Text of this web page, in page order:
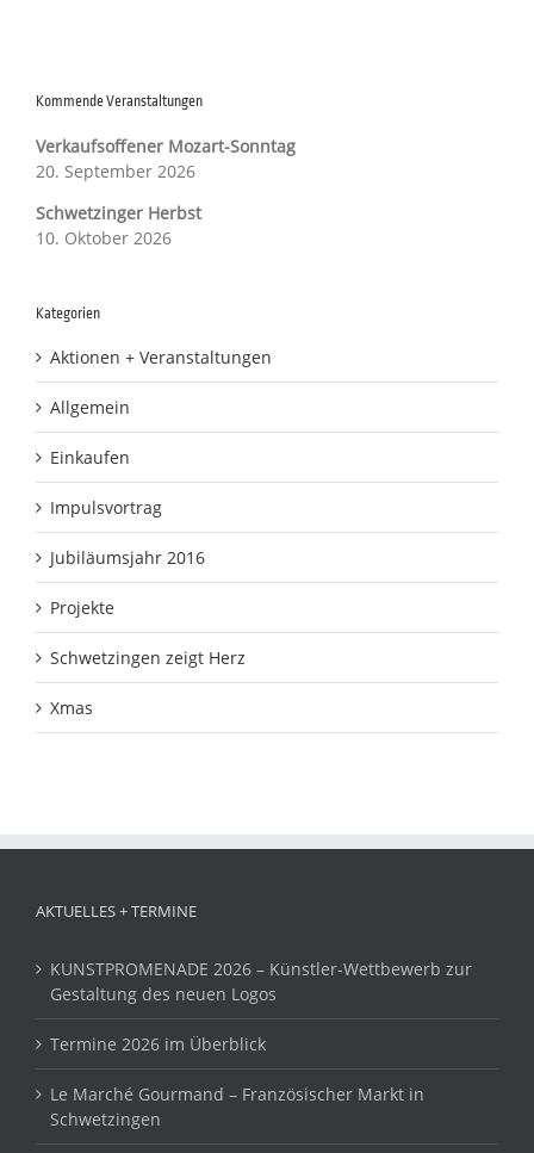
Kommende Veranstaltungen
Verkaufsoffener Mozart-Sonntag
20. September 2026
Schwetzinger Herbst
10. Oktober 2026
Kategorien
Aktionen + Veranstaltungen
Allgemein
Einkaufen
Impulsvortrag
Jubiläumsjahr 2016
Projekte
Schwetzingen zeigt Herz
Xmas
AKTUELLES + TERMINE
KUNSTPROMENADE 2026 – Künstler-Wettbewerb zur
Gestaltung des neuen Logos
Termine 2026 im Überblick
Le Marché Gourmand – Französischer Markt in
Schwetzingen